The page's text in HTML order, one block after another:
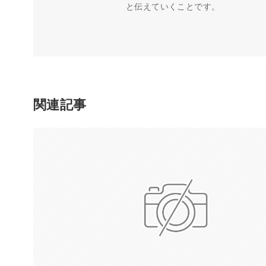
と伝えていくことです。
関連記事